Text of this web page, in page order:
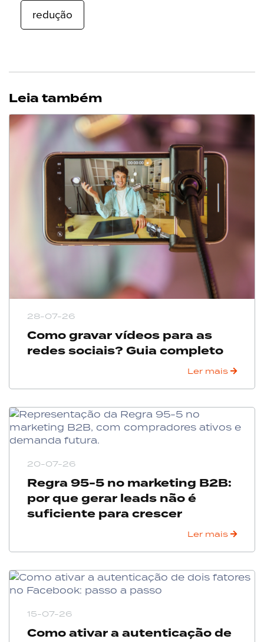
redução
Leia também
28-07-26
Como gravar vídeos para as
redes sociais? Guia completo
Ler mais
20-07-26
Regra 95-5 no marketing B2B:
por que gerar leads não é
suficiente para crescer
Ler mais
15-07-26
Como ativar a autenticação de